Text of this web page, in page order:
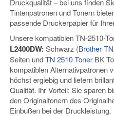
Druckqualität – bei uns finden
Tintenpatronen und Tonern
passende Druckerpapier für
Unsere kompatiblen TN-2510-
L2400DW: Schwarz (Brother
Seiten undTN 2510 Toner BK
kompatiblen Alternativpatronen
höchst ergiebig und liefern
Qualität. Ihr Vorteil: Sie sparen
den Originaltonern des
Einbußen bei der Druckleistung.